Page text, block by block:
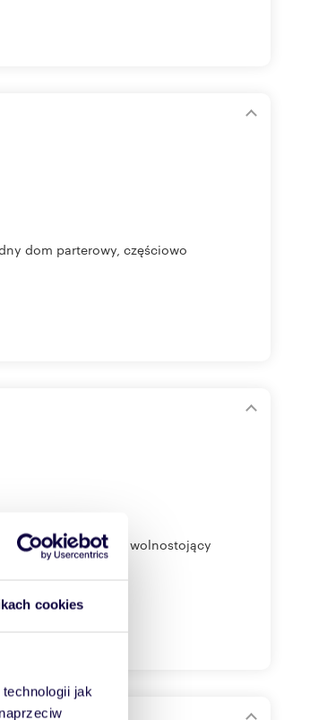
cookies
jak
dom parterowy, częściowo
nieruchomość - dom wolnostojący